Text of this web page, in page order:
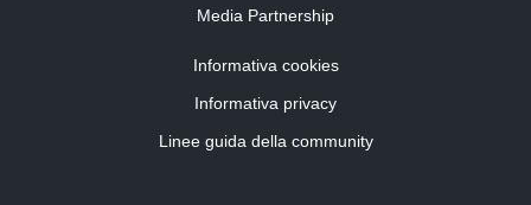
Media Partnership
Informativa cookies
Informativa privacy
Linee guida della community